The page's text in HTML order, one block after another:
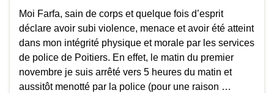
Moi Farfa, sain de corps et quelque fois d’esprit
déclare avoir subi violence, menace et avoir été atteint
dans mon intégrité physique et morale par les services
de police de Poitiers. En effet, le matin du premier
novembre je suis arrêté vers 5 heures du matin et
aussitôt menotté par la police (pour une raison …